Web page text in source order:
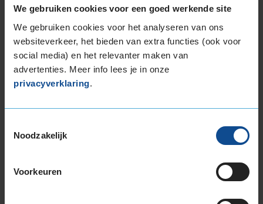
We gebruiken cookies voor een goed werkende site
We gebruiken cookies voor het analyseren van ons
websiteverkeer, het bieden van extra functies (ook voor
social media) en het relevanter maken van
advertenties. Meer info lees je in onze
privacyverklaring.
Noodzakelijk
Voorkeuren
Comfort
7,0
Band 215/65R16 102V EXTRALOAD
Datum beoordeling 31 augustus 2024
Type rijder
Auto PEUGEOT 2008 1.2 PureTech 100 SUV 3-cil. B
101pk
Kilometer per jaar
bandenmaat omvang (inch)